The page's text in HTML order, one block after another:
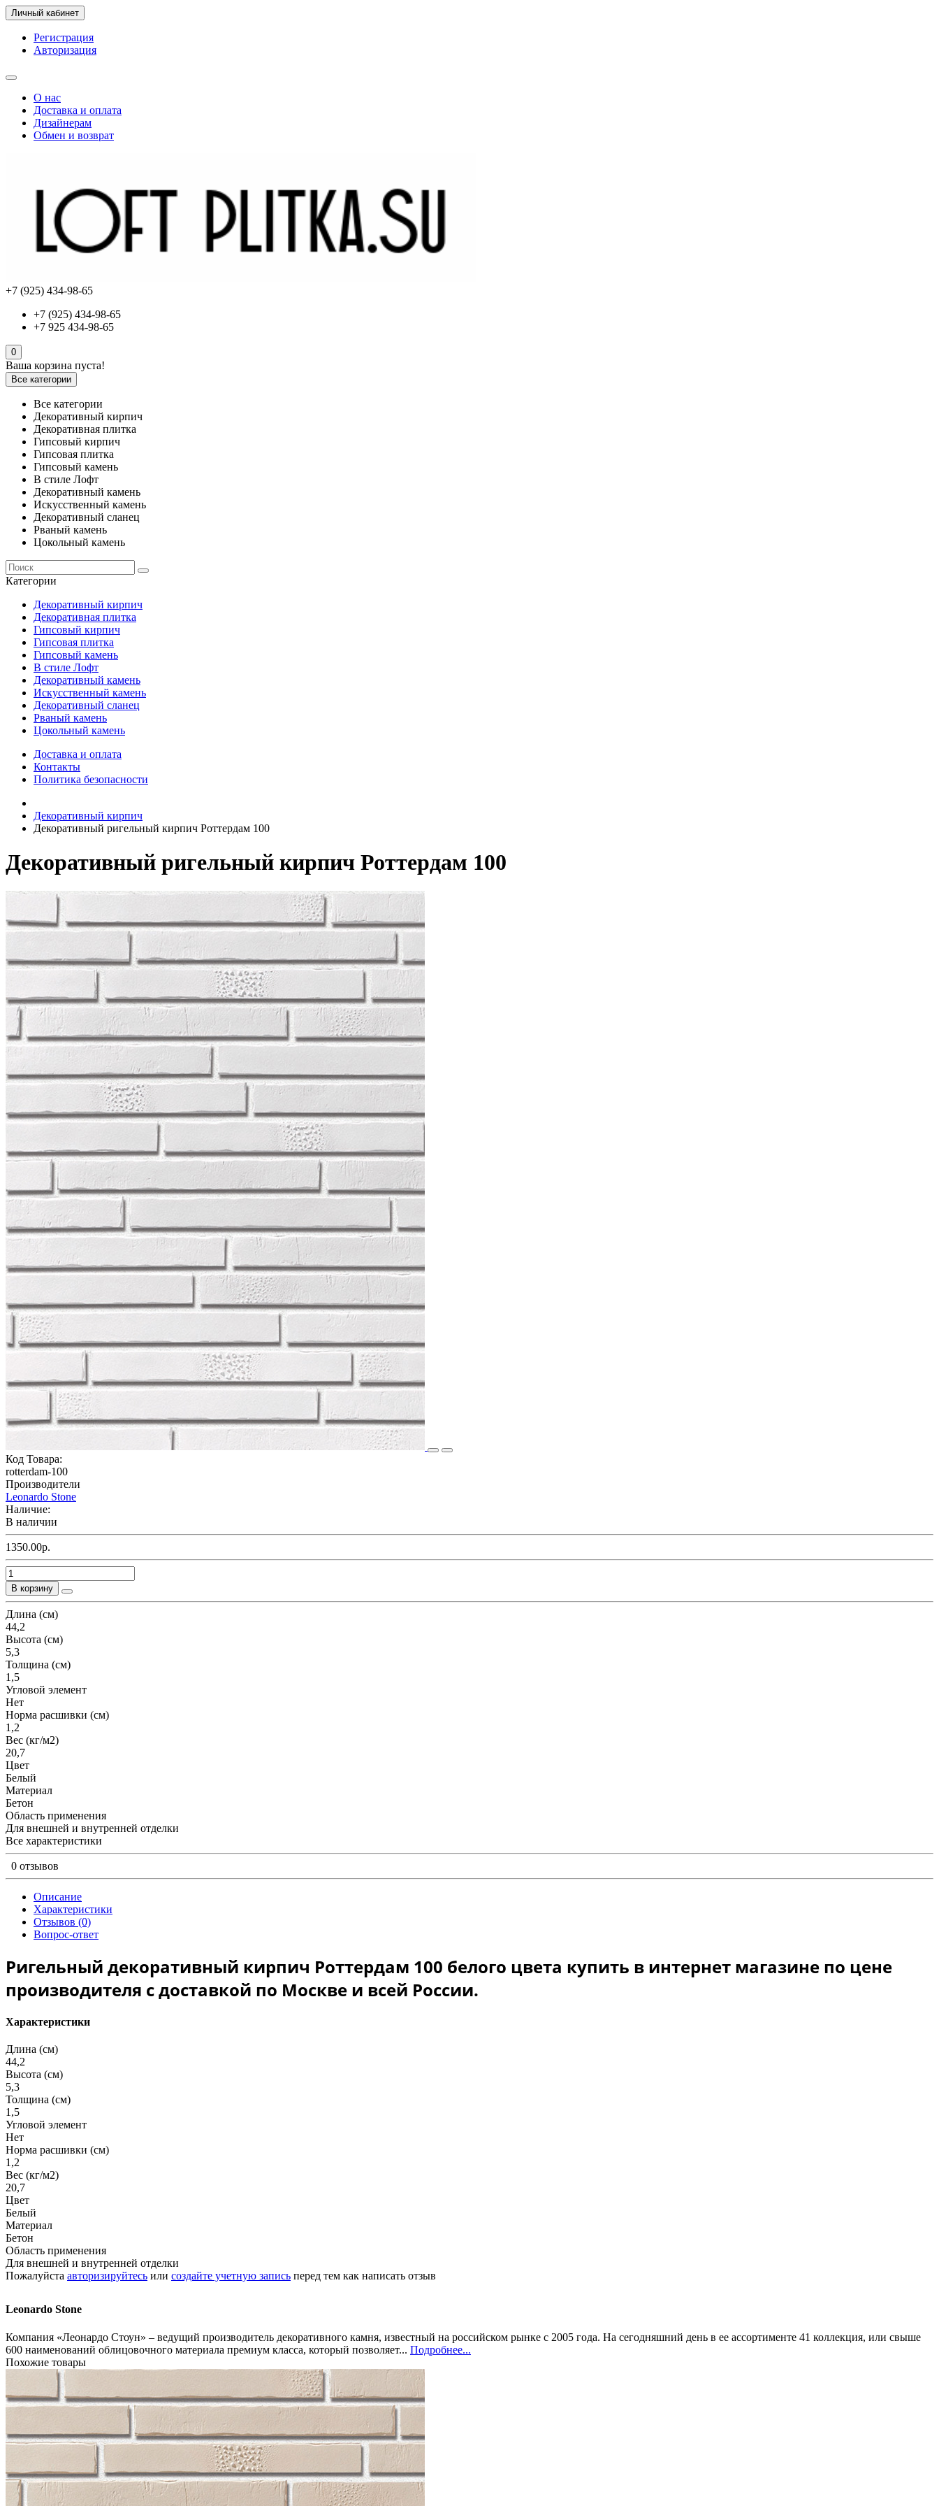
Личный кабинет
Регистрация
Авторизация
О нас
Доставка и оплата
Дизайнерам
Обмен и возврат
+7 (925) 434-98-65
+7 (925) 434-98-65
+7 925 434-98-65
0
Ваша корзина пуста!
Все категории
Все категории
Декоративный кирпич
Декоративная плитка
Гипсовый кирпич
Гипсовая плитка
Гипсовый камень
В стиле Лофт
Декоративный камень
Искусственный камень
Декоративный сланец
Рваный камень
Цокольный камень
Категории
Декоративный кирпич
Декоративная плитка
Гипсовый кирпич
Гипсовая плитка
Гипсовый камень
В стиле Лофт
Декоративный камень
Искусственный камень
Декоративный сланец
Рваный камень
Цокольный камень
Доставка и оплата
Контакты
Политика безопасности
Декоративный кирпич
Декоративный ригельный кирпич Роттердам 100
Декоративный ригельный кирпич Роттердам 100
Код Товара:
rotterdam-100
Производители
Leonardo Stone
Наличие:
В наличии
1350.00р.
В корзину
Длина (см)
44,2
Высота (см)
5,3
Толщина (см)
1,5
Угловой элемент
Нет
Норма расшивки (см)
1,2
Вес (кг/м2)
20,7
Цвет
Белый
Материал
Бетон
Область применения
Для внешней и внутренней отделки
Все характеристики
0 отзывов
Описание
Характеристики
Отзывов (0)
Вопрос-ответ
Ригельный декоративный кирпич Роттердам 100 белого цвета купить в интернет магазине по цене
производителя с доставкой по Москве и всей России.
Характеристики
Длина (см)
44,2
Высота (см)
5,3
Толщина (см)
1,5
Угловой элемент
Нет
Норма расшивки (см)
1,2
Вес (кг/м2)
20,7
Цвет
Белый
Материал
Бетон
Область применения
Для внешней и внутренней отделки
Пожалуйста авторизируйтесь или создайте учетную запись перед тем как написать отзыв
Leonardo Stone
Компания «Леонардо Стоун» – ведущий производитель декоративного камня, известный на российском рынке с 2005 года. На сегодняшний день в ее ассортименте 41 коллекция, или свыше
600 наименований облицовочного материала премиум класса, который позволяет... Подробнее...
Похожие товары